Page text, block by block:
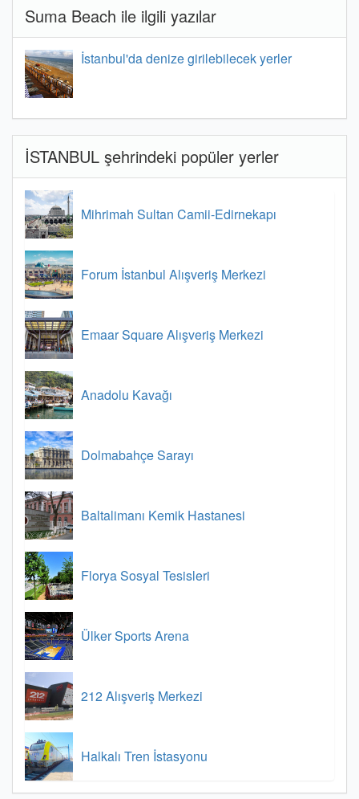
Suma Beach ile ilgili yazılar
İstanbul'da denize girilebilecek yerler
İSTANBUL şehrindeki popüler yerler
Mihrimah Sultan Camii-Edirnekapı
Forum İstanbul Alışveriş Merkezi
Emaar Square Alışveriş Merkezi
Anadolu Kavağı
Dolmabahçe Sarayı
Baltalimanı Kemik Hastanesi
Florya Sosyal Tesisleri
Ülker Sports Arena
212 Alışveriş Merkezi
Halkalı Tren İstasyonu